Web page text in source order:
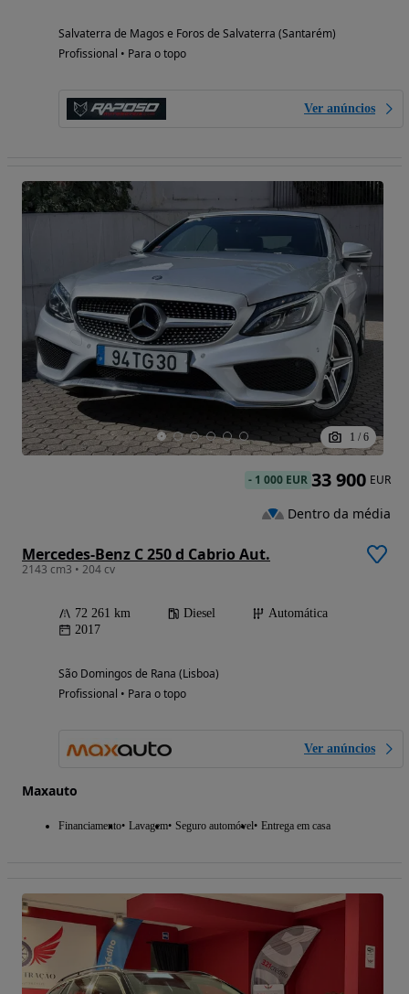
Salvaterra de Magos e Foros de Salvaterra (Santarém)
Profissional • Para o topo
Ver anúncios
1 / 6
Mercedes-Benz C 250 d Cabrio Aut.
2143 cm3 • 204 cv
72 261 km Diesel
Automática
2017
São Domingos de Rana (Lisboa)
Profissional • Para o topo
Ver anúncios
Maxauto
Financiamento Lavagem Seguro automóvel Entrega em casa
- 1 000 EUR 33 900 EUR
Dentro da média